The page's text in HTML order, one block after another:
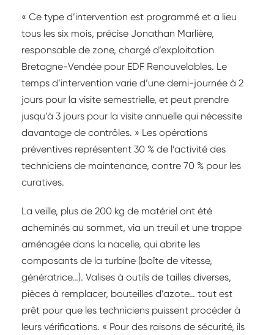
« Ce type d’intervention est programmé et a lieu
tous les six mois, précise Jonathan Marlière,
responsable de zone, chargé d’exploitation
Bretagne-Vendée pour EDF Renouvelables. Le
temps d’intervention varie d’une demi-journée à 2
jours pour la visite semestrielle, et peut prendre
jusqu’à 3 jours pour la visite annuelle qui nécessite
davantage de contrôles. » Les opérations
préventives représentent 30 % de l’activité des
techniciens de maintenance, contre 70 % pour les
curatives.
La veille, plus de 200 kg de matériel ont été
acheminés au sommet, via un treuil et une trappe
aménagée dans la nacelle, qui abrite les
composants de la turbine (boîte de vitesse,
génératrice…). Valises à outils de tailles diverses,
pièces à remplacer, bouteilles d’azote… tout est
prêt pour que les techniciens puissent procéder à
leurs vérifications. « Pour des raisons de sécurité, ils